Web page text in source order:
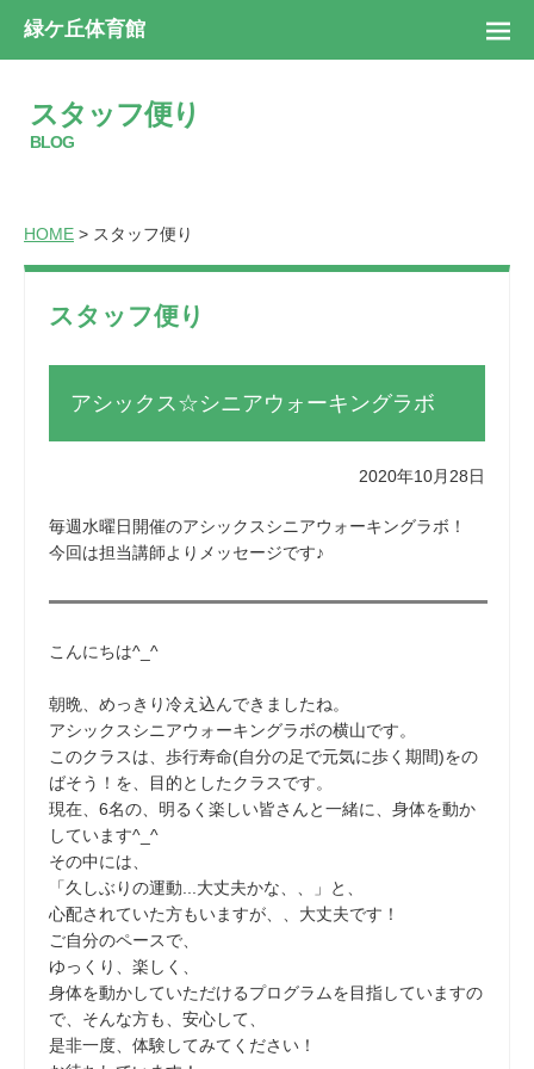
緑ケ丘体育館
スタッフ便り
BLOG
HOME > スタッフ便り
スタッフ便り
アシックス☆シニアウォーキングラボ
2020年10月28日
毎週水曜日開催のアシックスシニアウォーキングラボ！
今回は担当講師よりメッセージです♪
こんにちは^_^
朝晩、めっきり冷え込んできましたね。
アシックスシニアウォーキングラボの横山です。
このクラスは、歩行寿命(自分の足で元気に歩く期間)をの
ばそう！を、目的としたクラスです。
現在、6名の、明るく楽しい皆さんと一緒に、身体を動か
しています^_^
その中には、
「久しぶりの運動...大丈夫かな、、」と、
心配されていた方もいますが、、大丈夫です！
ご自分のペースで、
ゆっくり、楽しく、
身体を動かしていただけるプログラムを目指していますの
で、そんな方も、安心して、
是非一度、体験してみてください！